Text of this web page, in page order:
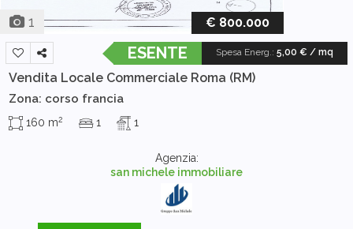
1 € 800.000
Spesa Energ.: 5,00 € / mq
ESENTE
Vendita Locale Commerciale Roma (RM)
Zona: corso francia
160 m2 1 1
Agenzia:
san michele immobiliare